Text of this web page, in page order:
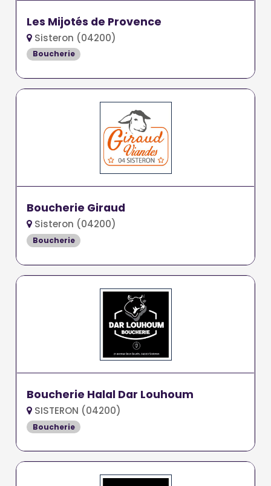
Les Mijotés de Provence
Sisteron (04200)
Boucherie
Boucherie Giraud
Sisteron (04200)
Boucherie
Boucherie Halal Dar Louhoum
SISTERON (04200)
Boucherie